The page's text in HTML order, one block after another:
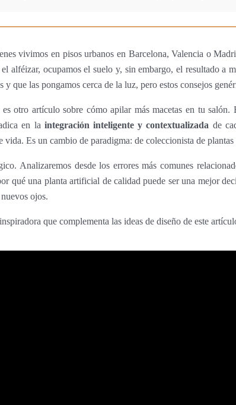
vivimos en pisos urbanos en Barcelona, Valencia o
alféizar, ocupamos el suelo y, sin embargo, el resultado a
que las pongamos cerca de la luz, pero estos consejos
otro artículo sobre cómo apilar más macetas en tu
en la integración inteligente y contextualizada de
Es un cambio de paradigma: de coleccionista de
Analizaremos desde los errores más comunes
qué una planta artificial de calidad puede ser una mejor
ojos.
que complementa las ideas de diseño de este